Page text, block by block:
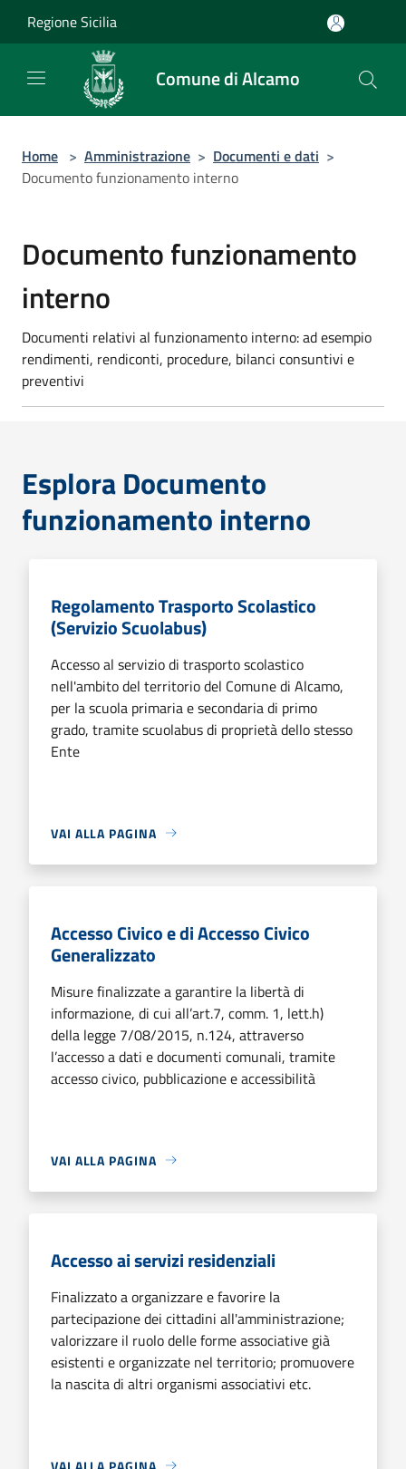
Regione Sicilia
Comune di Alcamo
Home > Amministrazione > Documenti e dati >
Documento funzionamento interno
Documento funzionamento
interno
Documenti relativi al funzionamento interno: ad esempio
rendimenti, rendiconti, procedure, bilanci consuntivi e
preventivi
Esplora Documento
funzionamento interno
Regolamento Trasporto Scolastico
(Servizio Scuolabus)
Accesso al servizio di trasporto scolastico
nell'ambito del territorio del Comune di Alcamo,
per la scuola primaria e secondaria di primo
grado, tramite scuolabus di proprietà dello stesso
Ente
VAI ALLA PAGINA
Accesso Civico e di Accesso Civico
Generalizzato
Misure finalizzate a garantire la libertà di
informazione, di cui all’art.7, comm. 1, lett.h)
della legge 7/08/2015, n.124, attraverso
l’accesso a dati e documenti comunali, tramite
accesso civico, pubblicazione e accessibilità
VAI ALLA PAGINA
Accesso ai servizi residenziali
Finalizzato a organizzare e favorire la
partecipazione dei cittadini all'amministrazione;
valorizzare il ruolo delle forme associative già
esistenti e organizzate nel territorio; promuovere
la nascita di altri organismi associativi etc.